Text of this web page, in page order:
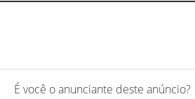
É você o anunciante deste anúncio?